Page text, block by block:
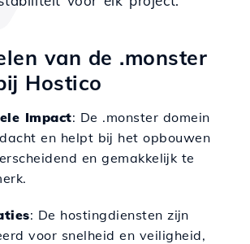
van de .monster
Hostico
Impact: De .monster domein
en helpt bij het opbouwen
en gemakkelijk te
: De hostingdiensten zijn
voor snelheid en veiligheid,